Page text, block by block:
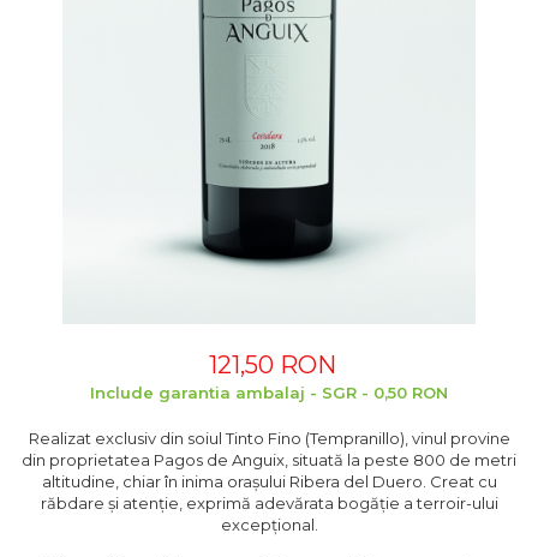
121,50 RON
Include garantia ambalaj - SGR - 0,50 RON
Realizat exclusiv din soiul Tinto Fino (Tempranillo), vinul provine
din proprietatea Pagos de Anguix, situată la peste 800 de metri
altitudine, chiar în inima orașului Ribera del Duero. Creat cu
răbdare și atenție, exprimă adevărata bogăție a terroir-ului
excepțional.